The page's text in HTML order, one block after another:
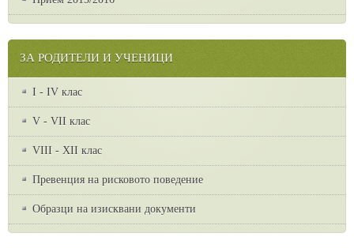
ЗА РОДИТЕЛИ И УЧЕНИЦИ
I - IV клас
V - VII клас
VІІІ - ХІІ клас
Превенция на рисковото поведение
Образци на изисквани документи